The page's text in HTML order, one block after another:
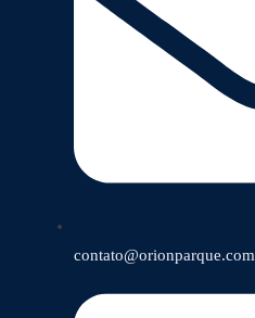
contato@orionparque.com